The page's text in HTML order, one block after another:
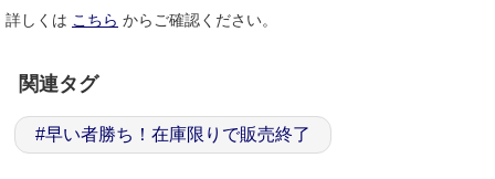
詳しくは こちら からご確認ください。
関連タグ
#早い者勝ち！在庫限りで販売終了